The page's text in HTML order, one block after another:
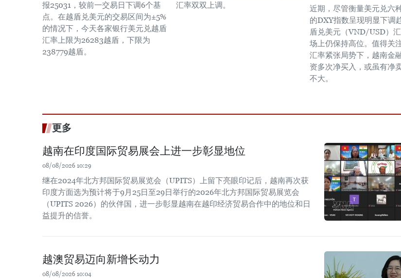
报25031，较前一交易日下调6个基
点。在越盾兑美元的交易区间为±5%
的情况下，今天各家银行美元兑越盾
汇率上限为26283越盾，下限为
238779越盾。
汇率双双上调。
近期，尽管衡量美元兑六
的DXY指数呈现明显下调
盾兑美元（VND/USD）
场上仍保持高位。值得关
汇率紧张局势下，越南金
资多次净买入，或虽有净
不大。
更多
越南在印度国际贸易展会上进一步彰显地位
08/08/2026 10:29
继在2024年北方邦国际贸易展览会（UPITS）上留下亮眼印记后，越南再次获
印度方面选为预计将于9月25日至29日举行的2026年北方邦国际贸易展览会
（UPITS 2026）的伙伴国，进一步彰显越南在越印经济贸易合作中的地位和日
益提升的信誉。
越澳贸易迈向新增长动力
08/08/2026 10:04